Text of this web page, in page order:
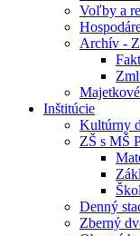
Voľby a
Archív -
Inštitúcie
Kultúrny
ZŠ s MŠ
Denný
Zberný